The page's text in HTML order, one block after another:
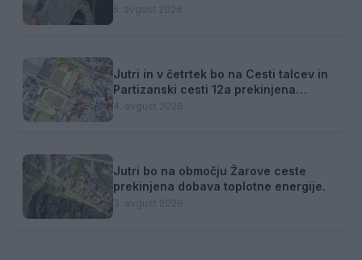
5. avgust 2026
Jutri in v četrtek bo na Cesti talcev in
Partizanski cesti 12a prekinjena
dobava toplotne energije.
4. avgust 2026
Jutri bo na območju Žarove ceste
prekinjena dobava toplotne energije.
3. avgust 2026